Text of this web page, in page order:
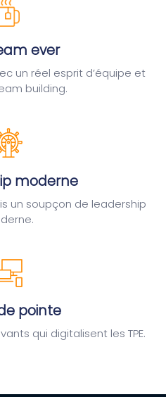
ever
un réel esprit d’équipe et
building.
moderne
un soupçon de leadership
pointe
qui digitalisent les TPE.